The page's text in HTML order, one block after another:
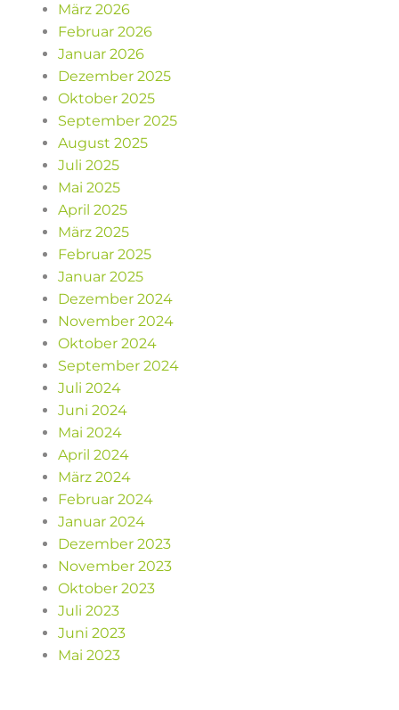
März 2026
Februar 2026
Januar 2026
Dezember 2025
Oktober 2025
September 2025
August 2025
Juli 2025
Mai 2025
April 2025
März 2025
Februar 2025
Januar 2025
Dezember 2024
November 2024
Oktober 2024
September 2024
Juli 2024
Juni 2024
Mai 2024
April 2024
März 2024
Februar 2024
Januar 2024
Dezember 2023
November 2023
Oktober 2023
Juli 2023
Juni 2023
Mai 2023